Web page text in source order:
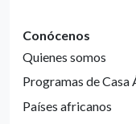
Conócenos
Quienes somos
Programas de Casa
Países africanos